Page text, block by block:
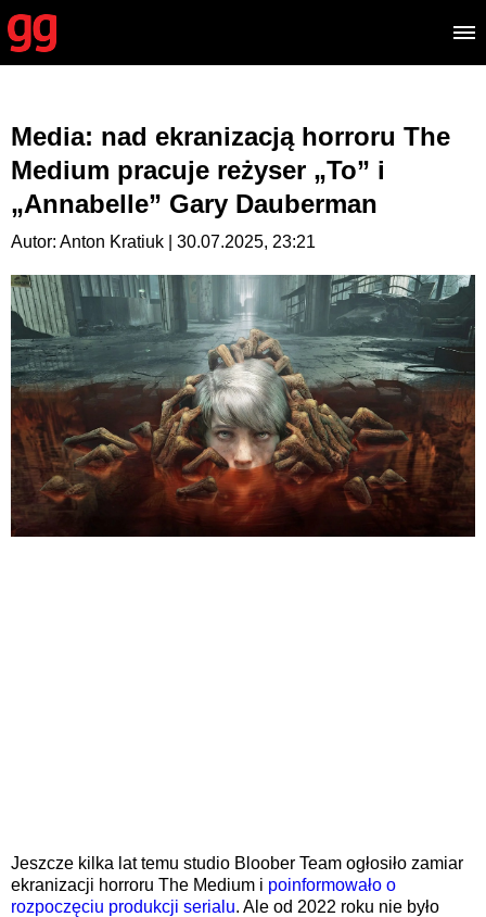
Media: nad ekranizacją horroru The
Medium pracuje reżyser „To” i
„Annabelle” Gary Dauberman
Autor: Anton Kratiuk | 30.07.2025, 23:21
Jeszcze kilka lat temu studio Bloober Team ogłosiło zamiar
ekranizacji horroru The Medium i poinformowało o
rozpoczęciu produkcji serialu. Ale od 2022 roku nie było